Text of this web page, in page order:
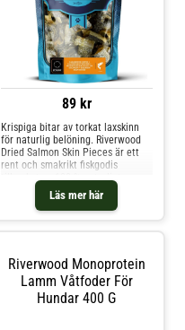
89 kr
Läs mer här
Krispiga bitar av torkat laxskinn
för naturlig belöning. Riverwood
Dried Salmon Skin Pieces är ett
rent och smakrikt fiskgodis
laxskinn utan tillsatser – perfekt
även för känsliga hundar och
katter. Den höga halten protein
Riverwood Monoprotein
Lamm Våtfoder För
Hundar 400 G